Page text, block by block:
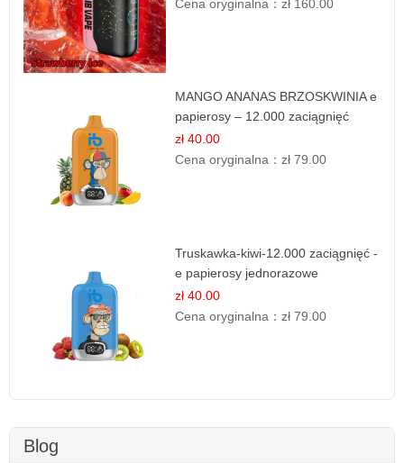
Cena oryginalna：zł 160.00
MANGO ANANAS BRZOSKWINIA e
papierosy – 12.000 zaciągnięć
zł 40.00
Cena oryginalna：zł 79.00
Truskawka-kiwi-12.000 zaciągnięć -
e papierosy jednorazowe
zł 40.00
Cena oryginalna：zł 79.00
Blog